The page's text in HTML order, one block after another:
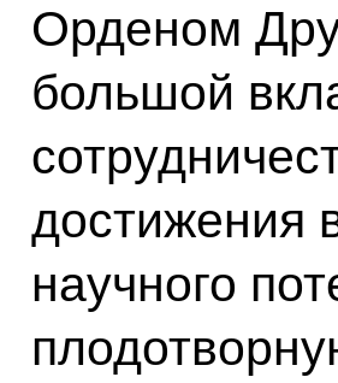
Орденом
большой
достижения
научного